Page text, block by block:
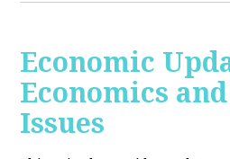
Economic
Economics
Issues